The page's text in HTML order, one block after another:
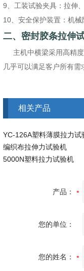
9、工装试验夹具：拉伸
10、安全保护装置：机
二、密封胶条拉伸
主机中横梁采用高精度
几乎可以满足客户所有
相关产品
YC-126A塑料薄膜拉力试
编织布拉伸力试验机
5000N塑料拉力试验机
产品：
您的单位：
您的姓名：